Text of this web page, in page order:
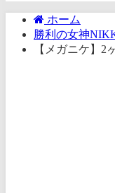
ホーム
勝利の女神
【メガニケ】2